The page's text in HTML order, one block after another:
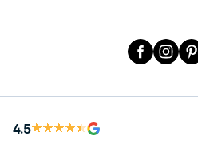
Facebook
4.5